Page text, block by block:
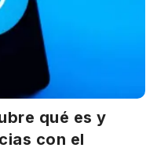
qué es y
con el